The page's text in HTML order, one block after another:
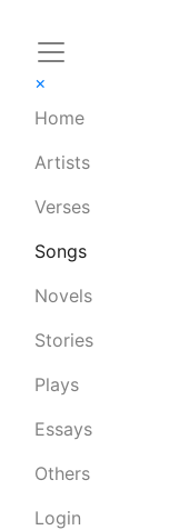
×
Home
Artists
Verses
Songs
Novels
Stories
Plays
Essays
Others
Login